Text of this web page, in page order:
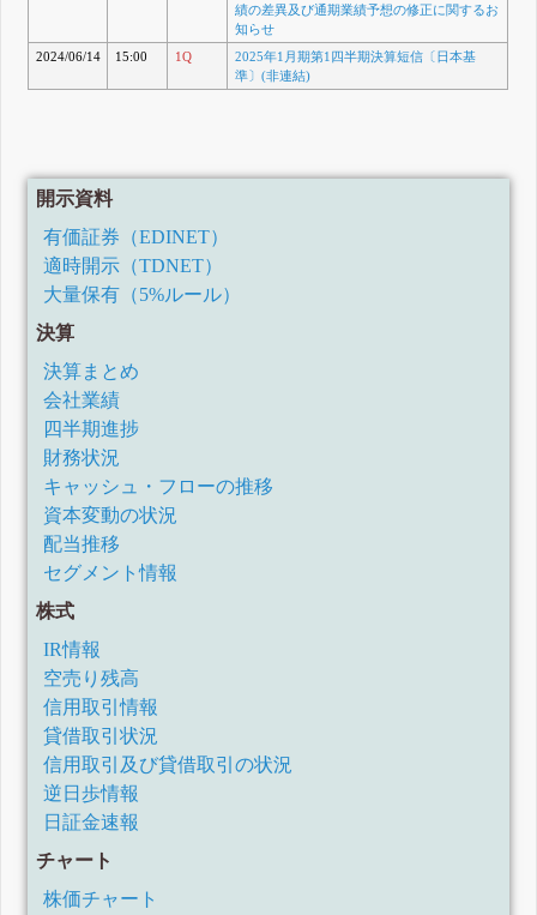
績の差異及び通期業績予想の修正に関するお
知らせ
2024/06/14
15:00 1Q
2025年1月期第1四半期決算短信〔日本基
準〕(非連結)
開示資料
有価証券（EDINET）
適時開示（TDNET）
大量保有（5%ルール）
決算
決算まとめ
会社業績
四半期進捗
財務状況
キャッシュ・フローの推移
資本変動の状況
配当推移
セグメント情報
株式
IR情報
空売り残高
信用取引情報
貸借取引状況
信用取引及び貸借取引の状況
逆日歩情報
日証金速報
チャート
株価チャート